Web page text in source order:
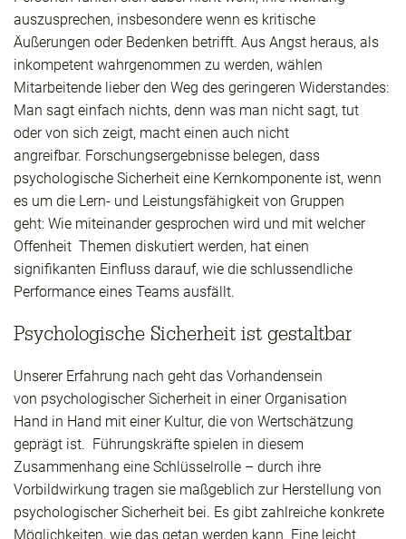
auszusprechen, insbesondere wenn es kritische
Äußerungen oder Bedenken betrifft. Aus Angst heraus, als
inkompetent wahrgenommen zu werden, wählen
Mitarbeitende lieber den Weg des geringeren Widerstandes:
Man sagt einfach nichts, denn was man nicht sagt, tut
oder von sich zeigt, macht einen auch nicht
angreifbar. Forschungsergebnisse belegen, dass
psychologische Sicherheit eine Kernkomponente ist, wenn
es um die Lern- und Leistungsfähigkeit von Gruppen
geht: Wie miteinander gesprochen wird und mit welcher
Offenheit Themen diskutiert werden, hat einen
signifikanten Einfluss darauf, wie die schlussendliche
Performance eines Teams ausfällt.
Psychologische Sicherheit ist gestaltbar
Unserer Erfahrung nach geht das Vorhandensein
von psychologischer Sicherheit in einer Organisation
Hand in Hand mit einer Kultur, die von Wertschätzung
geprägt ist. Führungskräfte spielen in diesem
Zusammenhang eine Schlüsselrolle – durch ihre
Vorbildwirkung tragen sie maßgeblich zur Herstellung von
psychologischer Sicherheit bei. Es gibt zahlreiche konkrete
Möglichkeiten, wie das getan werden kann. Eine leicht